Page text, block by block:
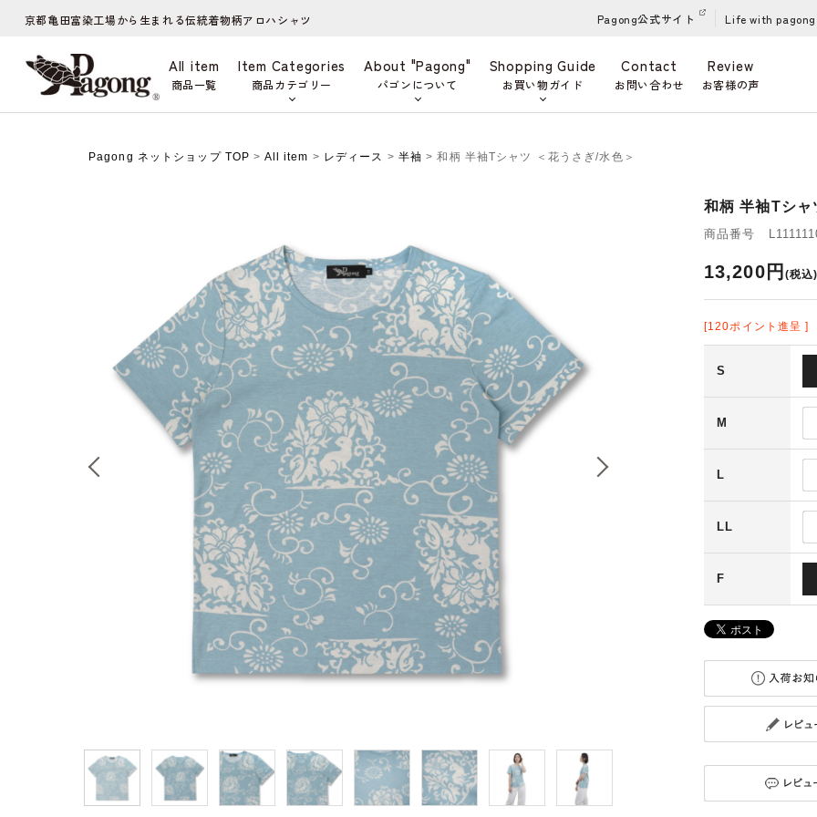
京都亀田富染工場から生まれる伝統着物柄アロハシャツ Pagong公式サイト Life with pagong
All item
商品一覧
Item Categories
商品カテゴリー
About "Pagong"
パゴンについて
Shopping Guide
お買い物ガイド
Contact
お問い合わせ
Review
お客様の声
Pagong ネットショップ TOP > All item > レディース > 半袖 > 和柄 半袖Tシャツ ＜花うさぎ/水色＞
和柄 半袖Tシ
商品番号
13,200円 (税込
[120ポイント進呈 ]
S
M
L
LL
F